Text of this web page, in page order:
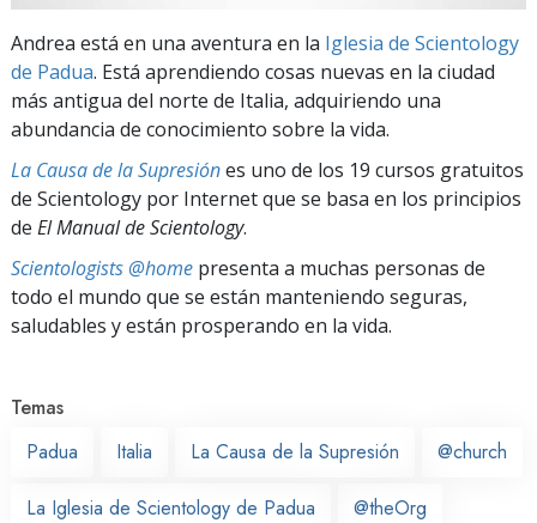
Andrea está en una aventura en la Iglesia de Scientology
de Padua. Está aprendiendo cosas nuevas en la ciudad
más antigua del norte de Italia, adquiriendo una
abundancia de conocimiento sobre la vida.
La Causa de la Supresiónes uno de los 19 cursos gratuitos
de Scientology por Internet que se basa en los principios
de El Manual de Scientology.
Scientologists @home presenta a muchas personas de
todo el mundo que se están manteniendo seguras,
saludables y están prosperando en la vida.
Temas
Padua
Italia La Causa de la Supresión @church
La Iglesia de Scientology de Padua @theOrg